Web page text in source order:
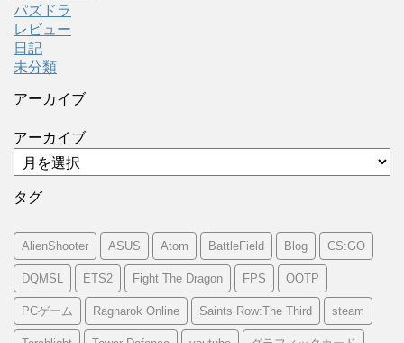
パズドラ
レビュー
日記
未分類
アーカイブ
アーカイブ
タグ
AlienShooter ASUS Atom BattleField Blog CS:GO
DQMSL ETS2 Fight The Dragon FPS OOTP
PCゲーム Ragnarok Online Saints Row:The Third steam